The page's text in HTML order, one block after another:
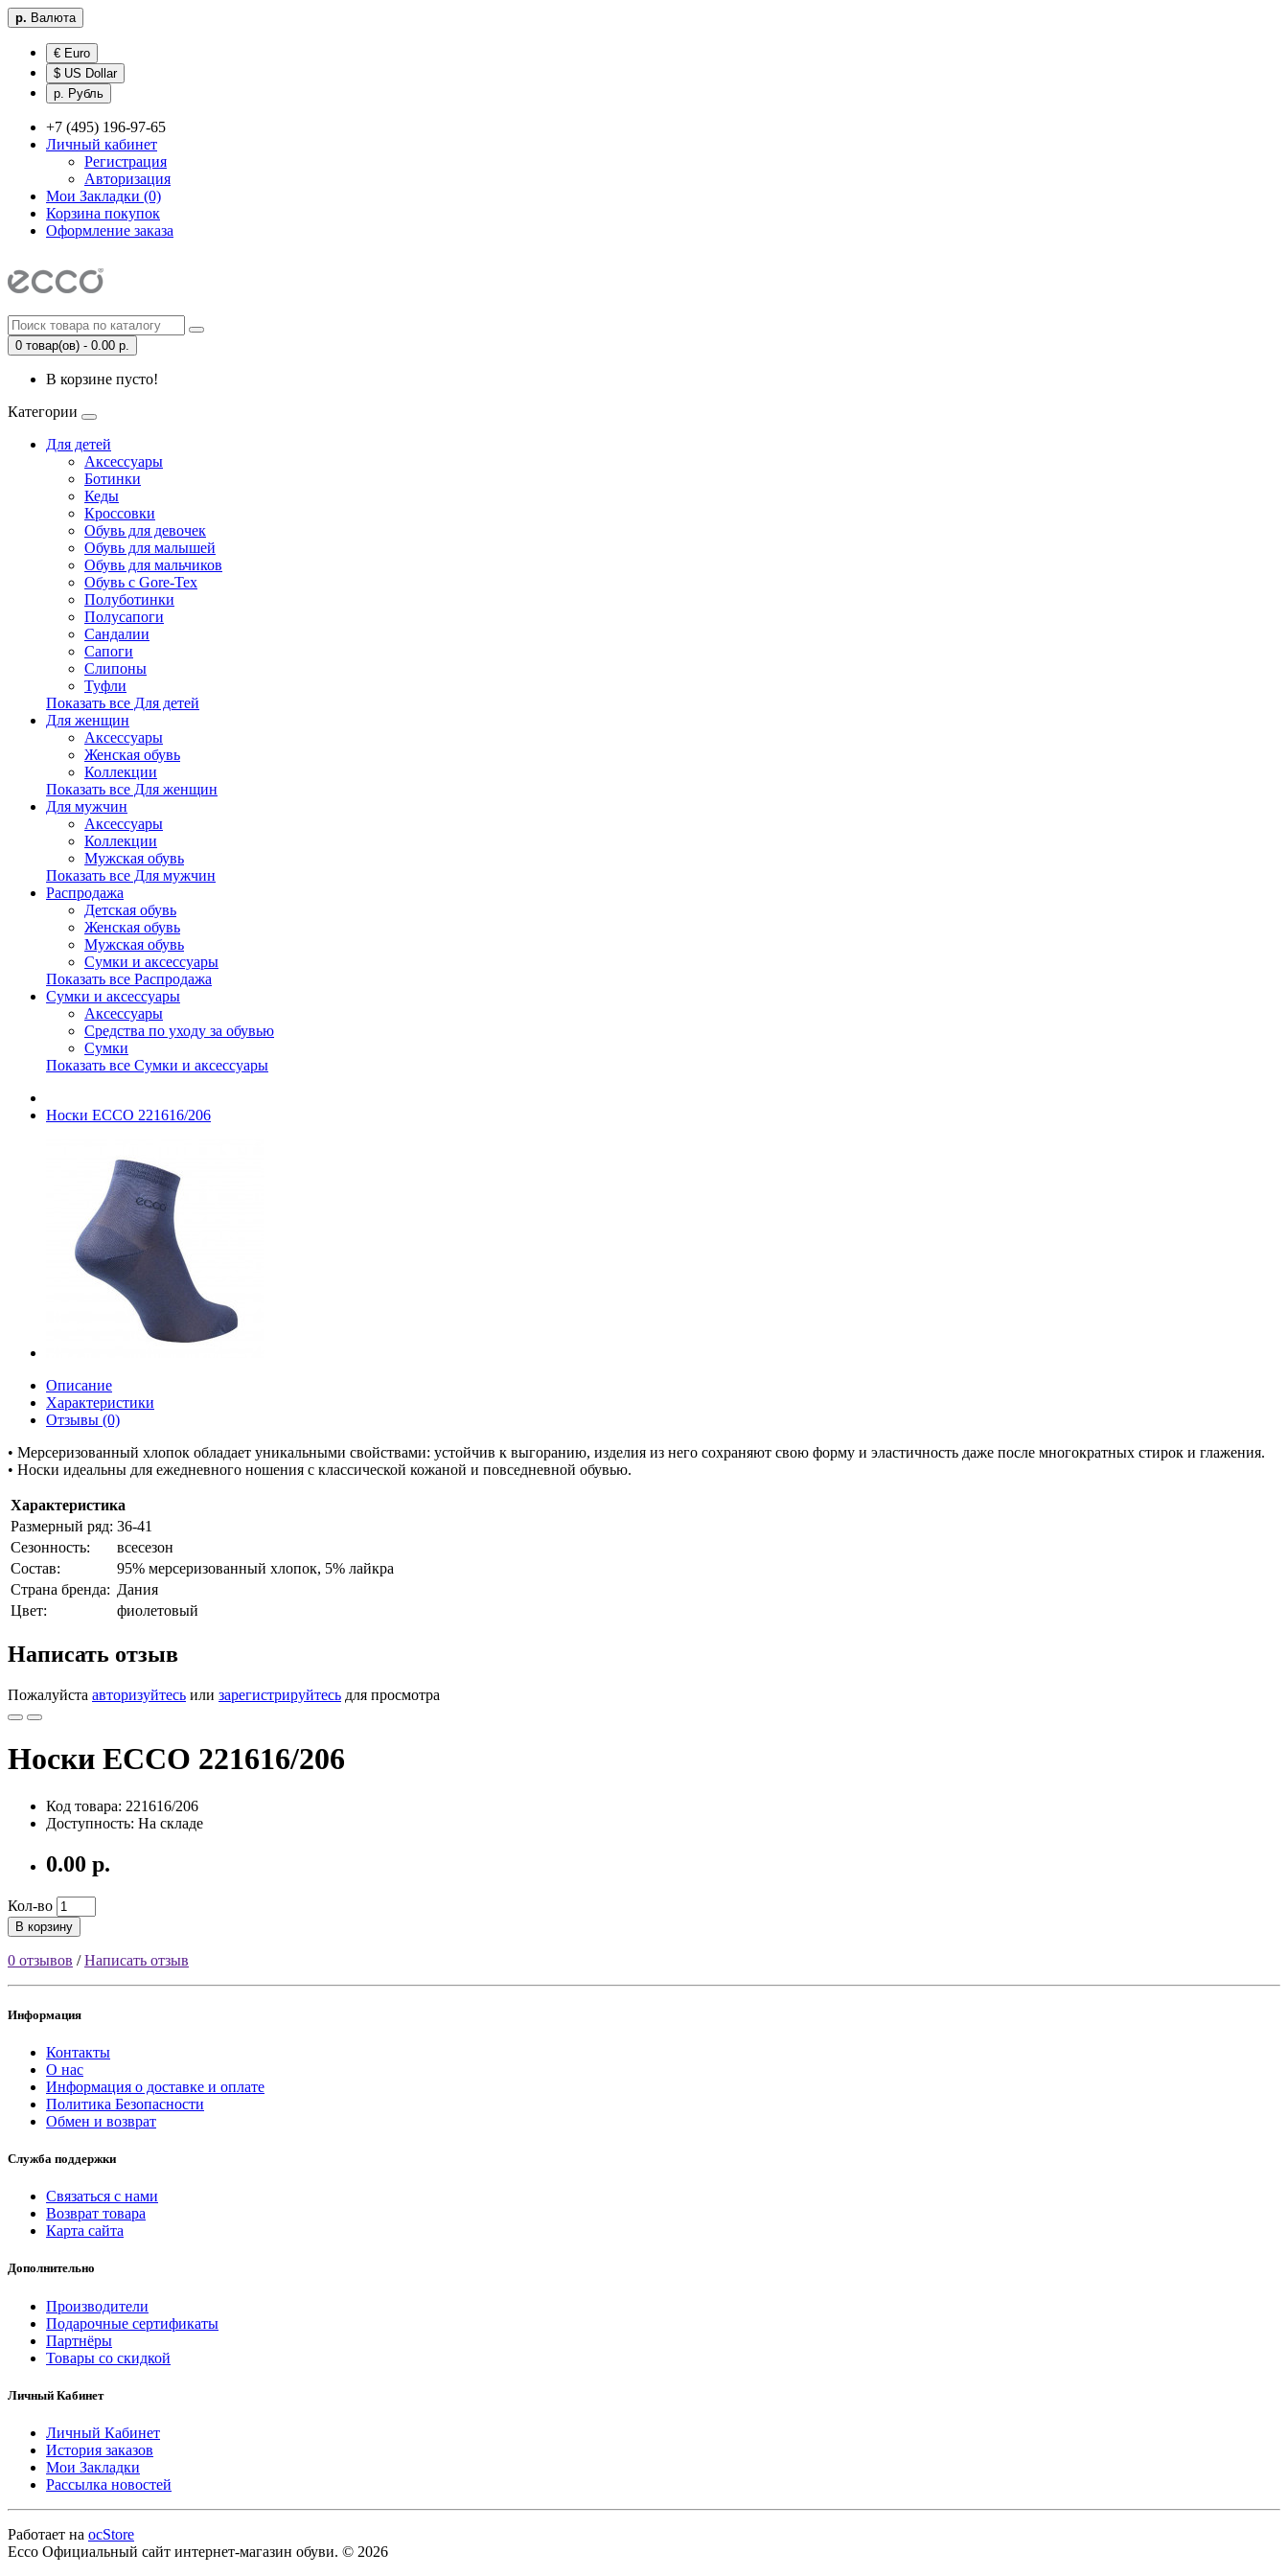
р. Валюта
€ Euro
$ US Dollar
р. Рубль
+7 (495) 196-97-65
Личный кабинет
Регистрация
Авторизация
Мои Закладки (0)
Корзина покупок
Оформление заказа
0 товар(ов) - 0.00 р.
В корзине пусто!
Категории
Для детей
Аксессуары
Ботинки
Кеды
Кроссовки
Обувь для девочек
Обувь для малышей
Обувь для мальчиков
Обувь с Gore-Tex
Полуботинки
Полусапоги
Сандалии
Сапоги
Слипоны
Туфли
Показать все Для детей
Для женщин
Аксессуары
Женская обувь
Коллекции
Показать все Для женщин
Для мужчин
Аксессуары
Коллекции
Мужская обувь
Показать все Для мужчин
Распродажа
Детская обувь
Женская обувь
Мужская обувь
Сумки и аксессуары
Показать все Распродажа
Сумки и аксессуары
Аксессуары
Средства по уходу за обувью
Сумки
Показать все Сумки и аксессуары
Носки ECCO 221616/206
Описание
Характеристики
Отзывы (0)
• Мерсеризованный хлопок обладает уникальными свойствами: устойчив к выгоранию, изделия из него сохраняют свою форму и эластичность даже после многократных стирок и глажения.
• Носки идеальны для ежедневного ношения с классической кожаной и повседневной обувью.
Характеристика
Размерный ряд: 36-41
Сезонность:
всесезон
Состав:
95% мерсеризованный хлопок, 5% лайкра
Страна бренда: Дания
Цвет:
фиолетовый
Написать отзыв
Пожалуйста авторизуйтесь или зарегистрируйтесь для просмотра
Носки ECCO 221616/206
Код товара: 221616/206
Доступность: На складе
0.00 р.
Кол-во
В корзину
0 отзывов /Написать отзыв
Информация
Контакты
О нас
Информация о доставке и оплате
Политика Безопасности
Обмен и возврат
Служба поддержки
Связаться с нами
Возврат товара
Карта сайта
Дополнительно
Производители
Подарочные сертификаты
Партнёры
Товары со скидкой
Личный Кабинет
Личный Кабинет
История заказов
Мои Закладки
Рассылка новостей
Работает на ocStore
Ecco Официальный сайт интернет-магазин обуви. © 2026